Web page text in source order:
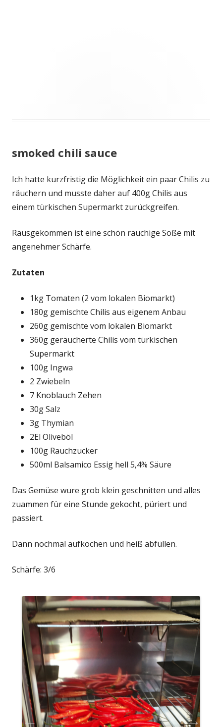
smoked chili sauce
Ich hatte kurzfristig die Möglichkeit ein paar Chilis zu
räuchern und musste daher auf 400g Chilis aus
einem türkischen Supermarkt zurückgreifen.
Rausgekommen ist eine schön rauchige Soße mit
angenehmer Schärfe.
Zutaten
1kg Tomaten (2 vom lokalen Biomarkt)
180g gemischte Chilis aus eigenem Anbau
260g gemischte vom lokalen Biomarkt
360g geräucherte Chilis vom türkischen
Supermarkt
100g Ingwa
2 Zwiebeln
7 Knoblauch Zehen
30g Salz
3g Thymian
2El Oliveböl
100g Rauchzucker
500ml Balsamico Essig hell 5,4% Säure
Das Gemüse wure grob klein geschnitten und alles
zuammen für eine Stunde gekocht, püriert und
passiert.
Dann nochmal aufkochen und heiß abfüllen.
Schärfe: 3/6